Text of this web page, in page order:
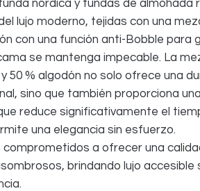
nórdica y fundas de almohada
lujo moderno, tejidas con una
con una función anti-Bobble para
se mantenga impecable. La
50 % algodón no solo ofrece una
sino que también proporciona
reduce significativamente el
una elegancia sin esfuerzo.
comprometidos a ofrecer una
brindando lujo